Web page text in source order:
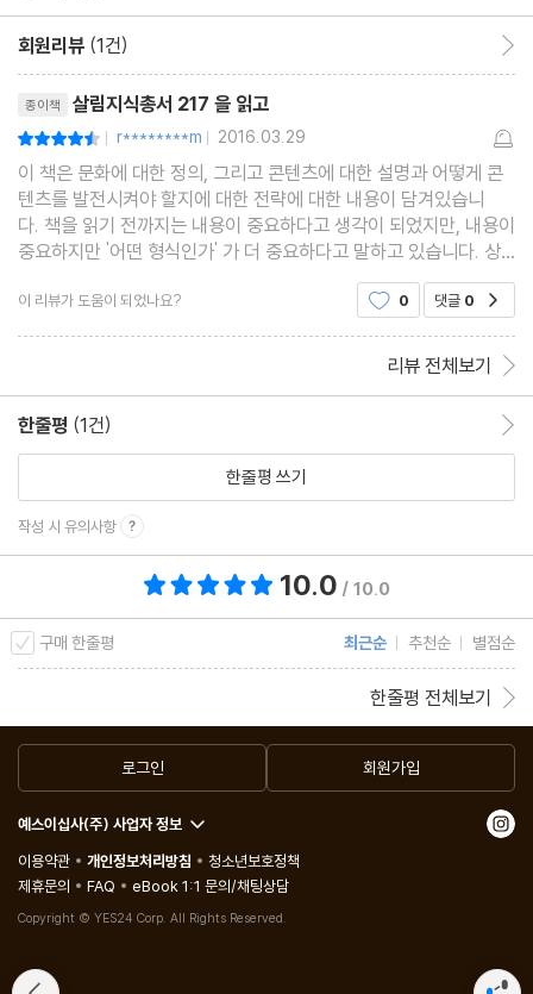
회원리뷰 (1건)
종이책 살림지식총서 217 을 읽고
| r********m | 2016.03.29
이 책은 문화에 대한 정의, 그리고 콘텐츠에 대한 설명과 어떻게 콘
텐츠를 발전시켜야 할지에 대한 전략에 대한 내용이 담겨있습니
다. 책을 읽기 전까지는 내용이 중요하다고 생각이 되었지만, 내용이
중요하지만 '어떤 형식인가' 가 더 중요하다고 말하고 있습니다. 상
당히 공감이 가는 사항이었습니다. 이유를 보니 더 고개가 끄덕여졌
습니다. 형식이 달라지면 그 내용을 수용하는 것도
이 리뷰가 도움이 되었나요? 0 댓글 0
리뷰 전체보기
한줄평 (1건)
한줄평 쓰기
작성 시 유의사항
10.0 / 10.0
구매 한줄평 최근순 추천순 별점순
한줄평 전체보기
로그인 회원가입
예스이십사(주) 사업자 정보
이용약관
개인정보처리방침
청소년보호정책
제휴문의
FAQ eBook 1:1 문의/채팅상담
Copyright © YES24 Corp. All Rights Reserved.